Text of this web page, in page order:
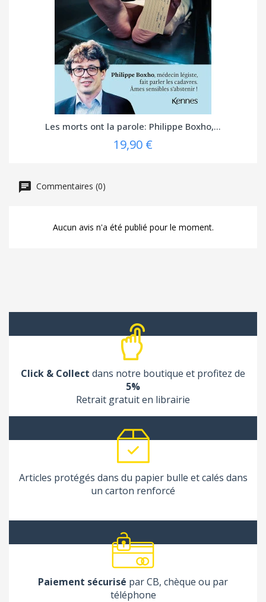
Les morts ont la parole: Philippe Boxho,...
19,90 €
Commentaires (0)
Aucun avis n'a été publié pour le moment.
Click & Collect dans notre boutique et profitez de
5%
Retrait gratuit en librairie
Articles protégés dans du papier bulle et calés dans
un carton renforcé
Paiement sécurisé par CB, chèque ou par
téléphone